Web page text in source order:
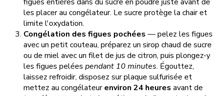
figues entières dans du sucre en poudre juste avant de
les placer au congélateur. Le sucre protège la chair et
limite l'oxydation.
Congélation des figues pochées — pelez les figues
avec un petit couteau, préparez un sirop chaud de sucre
ou de miel avec un filet de jus de citron, puis plongez-y
les figues pelées pendant 10 minutes. Égouttez,
laissez refroidir, disposez sur plaque sulfurisée et
mettez au congélateurenviron 24 heures avant de